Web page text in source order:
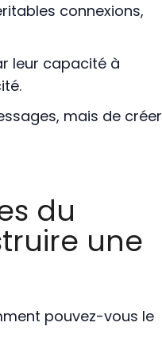
connexions,
leur capacité à
mais de créer
du
une
pouvez-vous le